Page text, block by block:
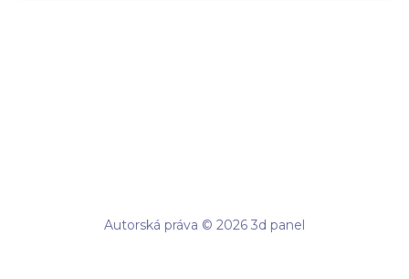
Autorská práva © 2026 3d panel